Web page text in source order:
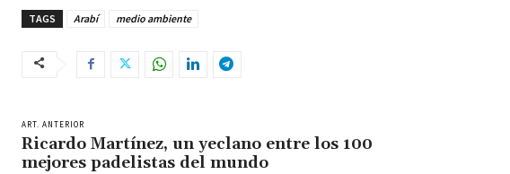
TAGS Arabí medio ambiente
ART. ANTERIOR
Ricardo Martínez, un yeclano entre los 100
mejores padelistas del mundo